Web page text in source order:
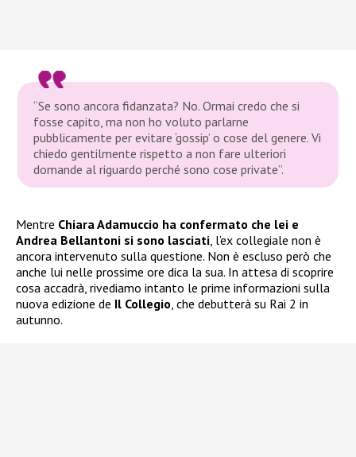
“Se sono ancora fidanzata? No. Ormai credo che si
fosse capito, ma non ho voluto parlarne
pubblicamente per evitare ‘gossip’ o cose del genere. Vi
chiedo gentilmente rispetto a non fare ulteriori
domande al riguardo perché sono cose private”.
Mentre Chiara Adamuccio ha confermato che lei e
Andrea Bellantoni si sono lasciati , l’ex collegiale non è
ancora intervenuto sulla questione. Non è escluso però che
anche lui nelle prossime ore dica la sua. In attesa di scoprire
cosa accadrà, rivediamo intanto le prime informazioni sulla
nuova edizione de Il Collegio , che debutterà su Rai 2 in
autunno.